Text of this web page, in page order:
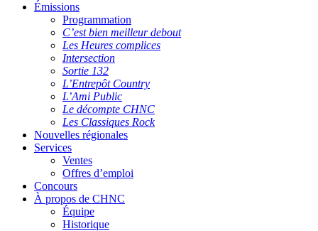
Émissions
Programmation
C’est bien meilleur debout
Les Heures complices
Intersection
Sortie 132
L’Entrepôt Country
L’Ami Public
Le décompte CHNC
Les Classiques Rock
Nouvelles régionales
Services
Ventes
Offres d’emploi
Concours
À propos de CHNC
Équipe
Historique